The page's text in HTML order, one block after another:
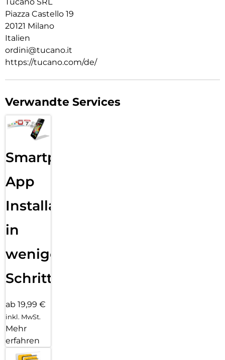
Piazza Castello 19
20121 Milano
Italien
ordini@tucano.it
https://tucano.com/de/
Verwandte Services
Smartphone
App
Installation
in
wenigen
Schritten
ab 19,99 €
inkl. MwSt.
Mehr
erfahren